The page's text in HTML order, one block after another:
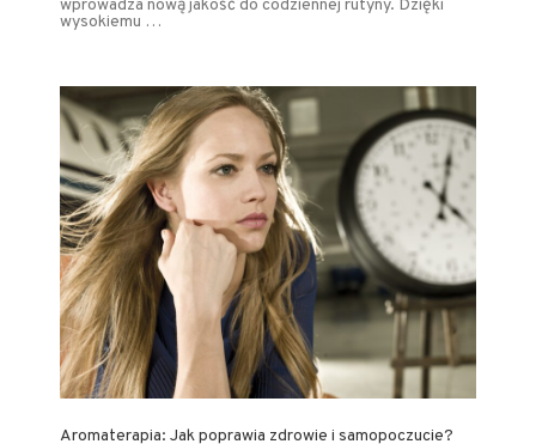
wprowadza nową jakość do codziennej rutyny. Dzięki
wysokiemu …
Aromaterapia: Jak poprawia zdrowie i samopoczucie?